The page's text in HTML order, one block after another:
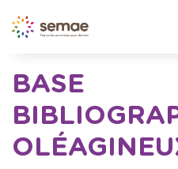
BASE